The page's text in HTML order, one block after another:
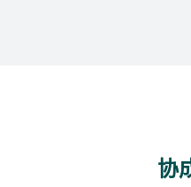
协